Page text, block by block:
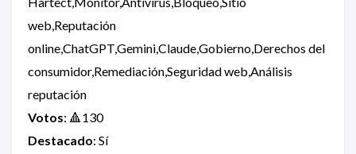
web,Reputación
online,ChatGPT,Gemini,Claude,Gobierno,Derechos del
consumidor,Remediación,Seguridad web,Análisis
reputación
Votos: 🔺130
Destacado: Sí